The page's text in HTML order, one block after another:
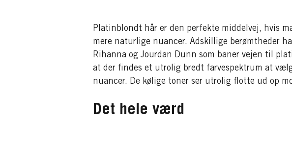
Platinblondt hår er den perfekte middelvej, hvis
mere naturlige nuancer. Adskillige berømtheder
Rihanna og Jourdan Dunn som baner vejen til
at der findes et utrolig bredt farvespektrum at
nuancer. De kølige toner ser utrolig flotte ud op
Det hele værd